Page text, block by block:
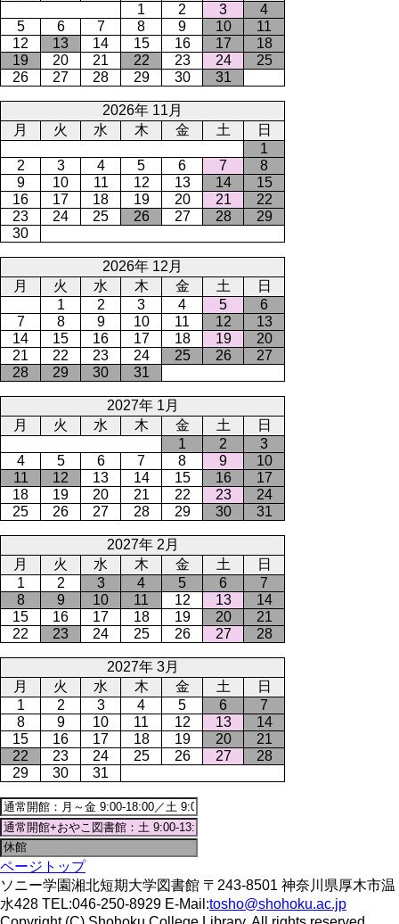
1
2 3
4
5
6 7 8 9 10
11
12
13 14 15 16 17
18
19
20 21 22 23 24
25
26
27 28 29 30 31
2026年 11月
月
火 水 木 金 土
日
1
2
3 4 5 6 7
8
9
10 11 12 13 14
15
16
17 18 19 20 21
22
23
24 25 26 27 28
29
30
2026年 12月
月
火 水 木 金 土
日
1
2 3 4 5
6
7
8 9 10 11 12
13
14
15 16 17 18 19
20
21
22 23 24 25 26
27
28
29 30 31
2027年 1月
月
火 水 木 金 土
日
1
2
3
4
5 6 7 8 9
10
11
12 13 14 15 16
17
18
19 20 21 22 23
24
25
26 27 28 29 30 31
2027年 2月
月
火 水 木 金 土
日
1
2 3 4 5 6
7
8
9 10 11 12 13
14
15
16 17 18 19 20
21
22
23 24 25 26 27 28
2027年 3月
月
火 水 木 金 土
日
1
2 3 4 5 6
7
8
9 10 11 12 13
14
15
16 17 18 19 20
21
22
23 24 25 26 27
28
29
30 31
ページトップ
ソニー学園湘北短期大学図書館 〒243-8501 神奈川県厚木市温
水428 TEL:046-250-8929 E-Mail:tosho@shohoku.ac.jp